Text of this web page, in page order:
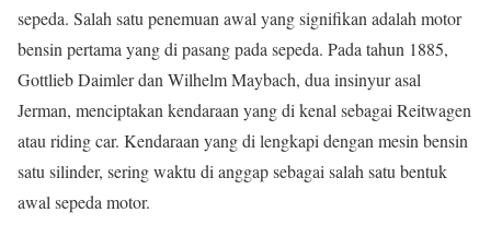
sepeda. Salah satu penemuan awal yang signifikan adalah motor
bensin pertama yang di pasang pada sepeda. Pada tahun 1885,
Gottlieb Daimler dan Wilhelm Maybach, dua insinyur asal
Jerman, menciptakan kendaraan yang di kenal sebagai Reitwagen
atau riding car. Kendaraan yang di lengkapi dengan mesin bensin
satu silinder, sering waktu di anggap sebagai salah satu bentuk
awal sepeda motor.